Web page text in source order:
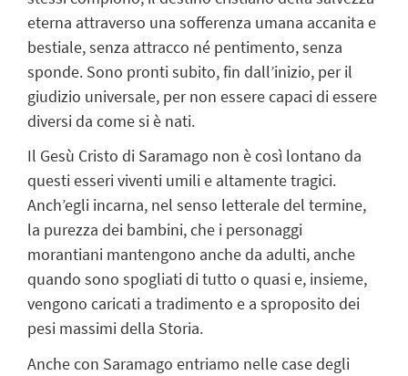
eterna attraverso una sofferenza umana accanita e
bestiale, senza attracco né pentimento, senza
sponde. Sono pronti subito, fin dall’inizio, per il
giudizio universale, per non essere capaci di essere
diversi da come si è nati.
Il Gesù Cristo di Saramago non è così lontano da
questi esseri viventi umili e altamente tragici.
Anch’egli incarna, nel senso letterale del termine,
la purezza dei bambini, che i personaggi
morantiani mantengono anche da adulti, anche
quando sono spogliati di tutto o quasi e, insieme,
vengono caricati a tradimento e a sproposito dei
pesi massimi della Storia.
Anche con Saramago entriamo nelle case degli